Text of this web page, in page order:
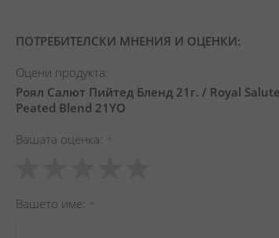
ПОТРЕБИТЕЛСКИ МНЕНИЯ И ОЦЕНКИ:
Оцени продукта:
Роял Салют Пийтед Бленд 21г. / Royal
Peated Blend 21YO
Вашата оценка
star
stars
stars
stars
stars
Вашето име